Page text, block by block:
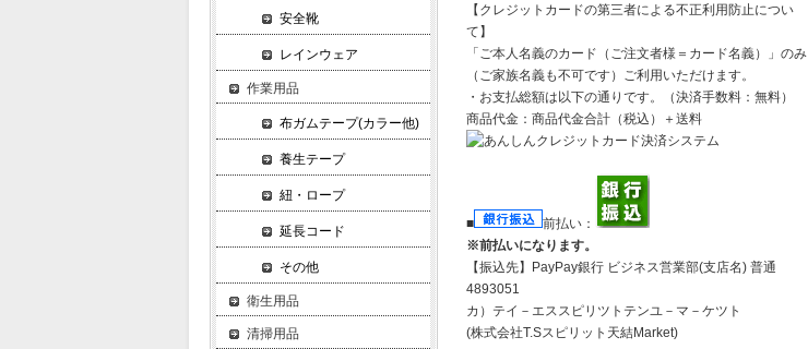
【クレジットカードの第三者による不正利用防止につい
て】
「ご本人名義のカード（ご注文者様＝カード名義）」のみ
（ご家族名義も不可です）ご利用いただけます。
・お支払総額は以下の通りです。（決済手数料：無料）
商品代金：商品代金合計（税込）＋送料
■
前払い：
※前払いになります。
【振込先】 PayPay銀行 ビジネス営業部(支店名) 普通
4893051
カ）テイ－エススピリツトテンユ－マ－ケツト
(株式会社T.Sスピリット天結Market)
安全靴
レインウェア
作業用品
布ガムテープ(カラー他)
養生テープ
紐・ロープ
延長コード
その他
衛生用品
清掃用品